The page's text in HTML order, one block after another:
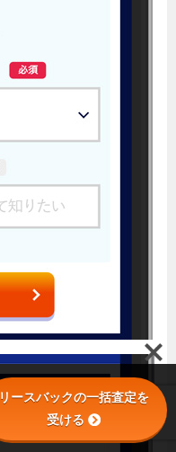
リースバックの一括査定を
受ける